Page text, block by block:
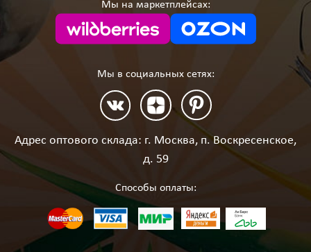
Мы в социальных сетях:
Мы на маркетплейсах:
Способы оплаты:
Адрес оптового склада: г. Москва, п. Воскресенское,
д. 59